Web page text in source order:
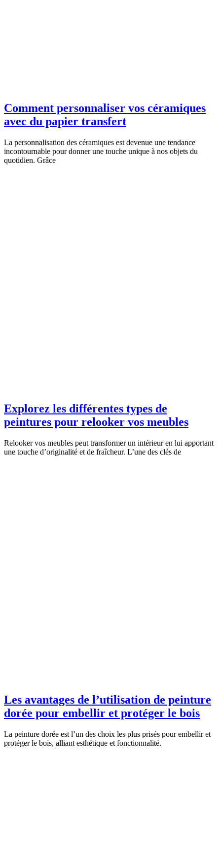
Comment personnaliser vos céramiques
avec du papier transfert
La personnalisation des céramiques est devenue une tendance
incontournable pour donner une touche unique à nos objets du
quotidien. Grâce
Explorez les différentes types de
peintures pour relooker vos meubles
Relooker vos meubles peut transformer un intérieur en lui apportant
une touche d’originalité et de fraîcheur. L’une des clés de
Les avantages de l’utilisation de peinture
dorée pour embellir et protéger le bois
La peinture dorée est l’un des choix les plus prisés pour embellir et
protéger le bois, alliant esthétique et fonctionnalité.